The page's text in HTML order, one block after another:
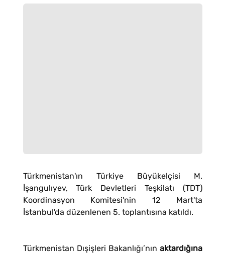
Türkmenistan'ın Türkiye Büyükelçisi M.
İşangulıyev, Türk Devletleri Teşkilatı (TDT)
Koordinasyon Komitesi'nin 12 Mart'ta
İstanbul'da düzenlenen 5. toplantısına katıldı.
Türkmenistan Dışişleri Bakanlığı’nın aktardığına